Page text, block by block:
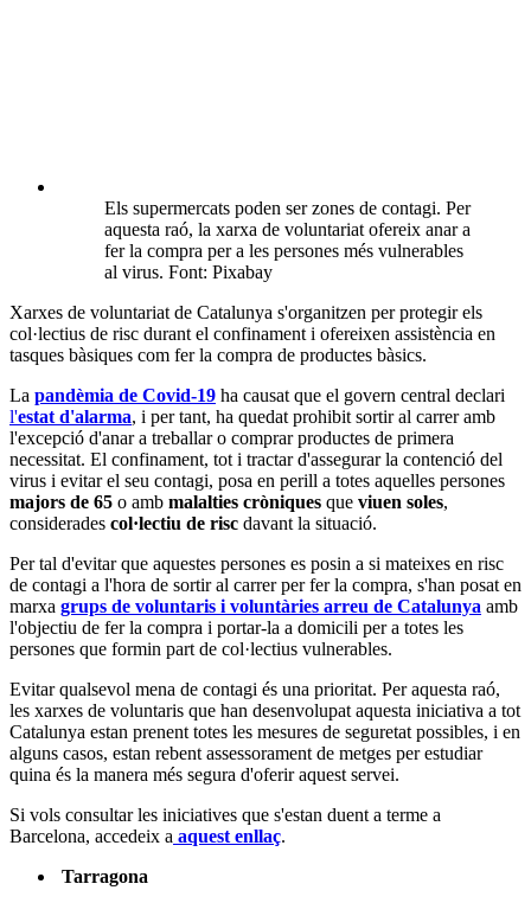
Els supermercats poden ser zones de contagi. Per
aquesta raó, la xarxa de voluntariat ofereix anar a
fer la compra per a les persones més vulnerables
al virus. Font: Pixabay
Xarxes de voluntariat de Catalunya s'organitzen per protegir els
col·lectius de risc durant el confinament i ofereixen assistència en
tasques bàsiques com fer la compra de productes bàsics.
La pandèmia de Covid-19 ha causat que el govern central declari
l'estat d'alarma, i per tant, ha quedat prohibit sortir al carrer amb
l'excepció d'anar a treballar o comprar productes de primera
necessitat. El confinament, tot i tractar d'assegurar la contenció del
virus i evitar el seu contagi, posa en perill a totes aquelles persones
majors de 65 o amb malalties cròniques que viuen soles,
considerades col·lectiu de risc davant la situació.
Per tal d'evitar que aquestes persones es posin a si mateixes en risc
de contagi a l'hora de sortir al carrer per fer la compra, s'han posat en
marxa grups de voluntaris i voluntàries arreu de Catalunya amb
l'objectiu de fer la compra i portar-la a domicili per a totes les
persones que formin part de col·lectius vulnerables.
Evitar qualsevol mena de contagi és una prioritat. Per aquesta raó,
les xarxes de voluntaris que han desenvolupat aquesta iniciativa a tot
Catalunya estan prenent totes les mesures de seguretat possibles, i en
alguns casos, estan rebent assessorament de metges per estudiar
quina és la manera més segura d'oferir aquest servei.
Si vols consultar les iniciatives que s'estan duent a terme a
Barcelona, accedeix a aquest enllaç.
Tarragona